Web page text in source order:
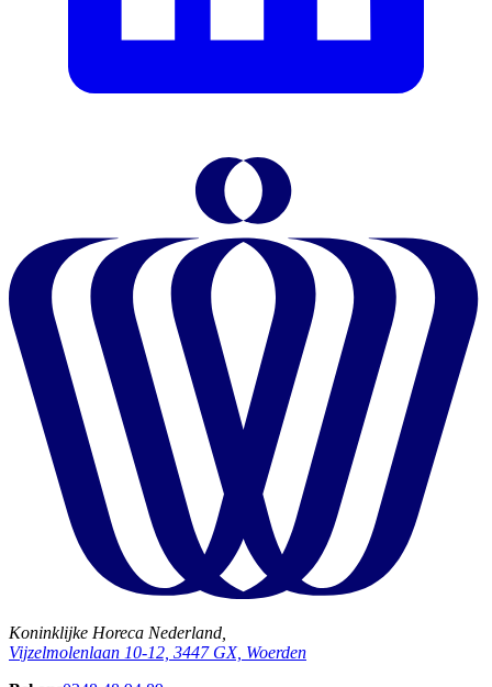
Koninklijke Horeca Nederland,
Vijzelmolenlaan 10-12, 3447 GX, Woerden